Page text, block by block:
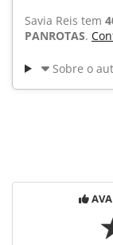
Savia Reis tem
PANROTAS.
Sobre o